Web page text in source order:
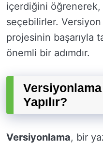
içerdiğini
seçebilirler. Versiyon
projesinin başarıyla
önemli bir adımdır.
Yapılır?
Versiyonlama, bir